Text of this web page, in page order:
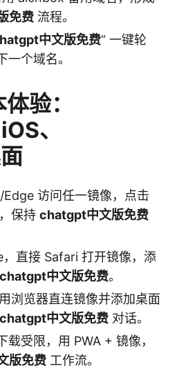
免费 流程。
中文版免费” 一键轮
个域名。
验：
、
访问任一镜像，点击
保持 chatgpt中文版免费
直接 Safari 打开镜像，添
chatgpt中文版免费。
浏览器直连镜像并添加桌面
chatgpt中文版免费 对话。
受限，用 PWA + 镜像，
版免费 工作流。